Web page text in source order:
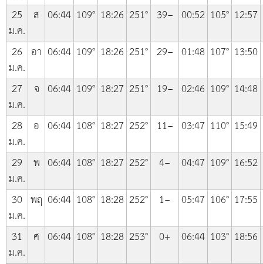
25
ม.ค.
ส 06:44 109° 18:26 251° 39− 00:52 105° 12:57
26
ม.ค.
อา 06:44 109° 18:26 251° 29− 01:48 107° 13:50
27
ม.ค.
จ 06:44 109° 18:27 251° 19− 02:46 109° 14:48
28
ม.ค.
อ 06:44 108° 18:27 252° 11− 03:47 110° 15:49
29
ม.ค.
พ 06:44 108° 18:27 252° 4− 04:47 109° 16:52
30
ม.ค.
พฤ 06:44 108° 18:28 252° 1− 05:47 106° 17:55
31
ม.ค.
ศ 06:44 108° 18:28 253° 0+ 06:44 103° 18:56